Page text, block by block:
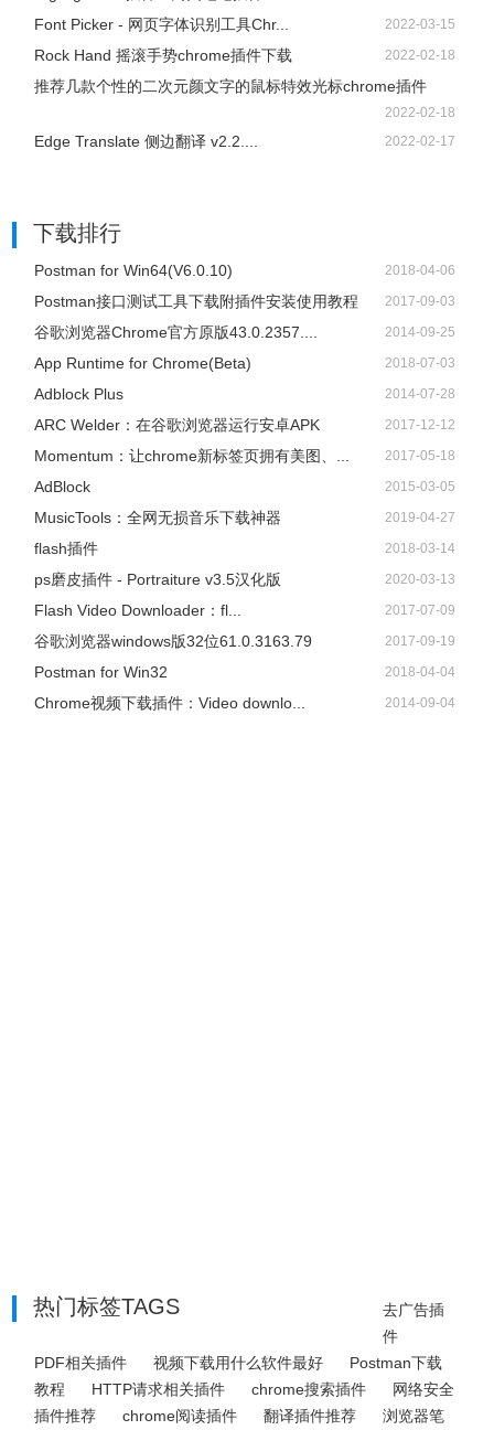
Font Picker - 网页字体识别工具Chr... 2022-03-15
Rock Hand 摇滚手势chrome插件下载 2022-02-18
推荐几款个性的二次元颜文字的鼠标特效光标chrome插件
2022-02-18
Edge Translate 侧边翻译 v2.2.... 2022-02-17
下载排行
Postman for Win64(V6.0.10) 2018-04-06
Postman接口测试工具下载附插件安装使用教程 2017-09-03
谷歌浏览器Chrome官方原版43.0.2357.... 2014-09-25
App Runtime for Chrome(Beta) 2018-07-03
Adblock Plus 2014-07-28
ARC Welder：在谷歌浏览器运行安卓APK 2017-12-12
Momentum：让chrome新标签页拥有美图、... 2017-05-18
AdBlock 2015-03-05
​MusicTools：全网无损音乐下载神器 2019-04-27
flash插件 2018-03-14
ps磨皮插件 - Portraiture v3.5汉化版 2020-03-13
Flash Video Downloader：fl... 2017-07-09
谷歌浏览器windows版32位61.0.3163.79 2017-09-19
Postman for Win32 2018-04-04
Chrome视频下载插件：Video downlo... 2014-09-04
热门标签TAGS
去广告插
件
PDF相关插件
视频下载用什么软件最好
Postman下载
教程
HTTP请求相关插件 chrome搜索插件
网络安全
插件推荐
chrome阅读插件 翻译插件推荐
浏览器笔